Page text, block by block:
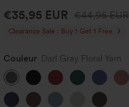
€35,95 EUR €44,95 EUR
Clearance Sale : Buy 1 Get 1 Free
Couleur Darl Gray Floral Yarn